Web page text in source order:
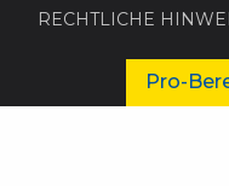
RECHTLICHE
Pro-